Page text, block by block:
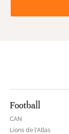
Football
CAN
Lions de l'Atlas